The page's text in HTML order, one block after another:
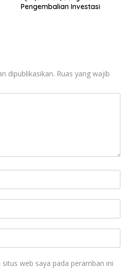
Pengembalian Investasi
dipublikasikan. Ruas yang wajib
web saya pada peramban ini